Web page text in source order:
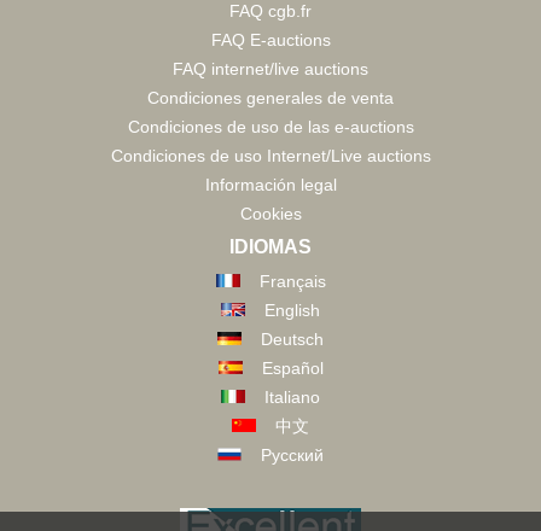
FAQ cgb.fr
FAQ E-auctions
FAQ internet/live auctions
Condiciones generales de venta
Condiciones de uso de las e-auctions
Condiciones de uso Internet/Live auctions
Información legal
Cookies
IDIOMAS
Français
English
Deutsch
Español
Italiano
中文
Русский